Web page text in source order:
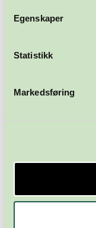
Egenskaper
Statistikk
Markedsføring